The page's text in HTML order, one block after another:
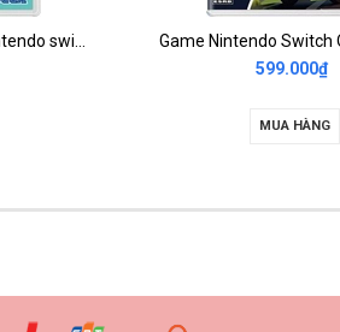
599.000₫
MUA HÀNG